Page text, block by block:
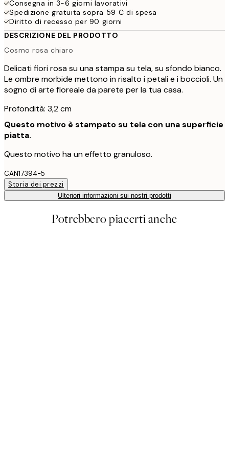
Consegna in 3-6 giorni lavorativi
Spedizione gratuita sopra 59 € di spesa
Diritto di recesso per 90 giorni
DESCRIZIONE DEL PRODOTTO
Cosmo rosa chiaro
Delicati fiori rosa su una stampa su tela, su sfondo bianco.
Le ombre morbide mettono in risalto i petali e i boccioli. Un
sogno di arte floreale da parete per la tua casa.
Profondità: 3,2 cm
Questo motivo è stampato su tela con una superficie
piatta.
Questo motivo ha un effetto granuloso.
CAN17394-5
Storia dei prezzi
Ulteriori informazioni sui nostri prodotti
Potrebbero piacerti anche